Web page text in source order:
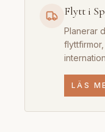
Flytt i
Planerar
LÄS